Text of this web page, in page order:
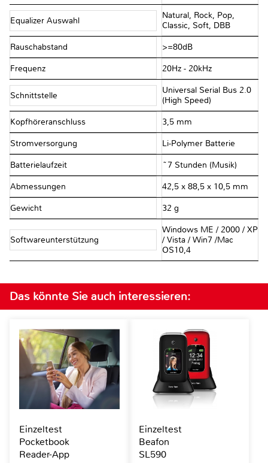
Equalizer Auswahl
Natural, Rock, Pop,
Classic, Soft, DBB
Rauschabstand >=80dB
Frequenz 20Hz - 20kHz
Schnittstelle
Universal Serial Bus 2.0
(High Speed)
Kopfhöreranschluss 3,5 mm
Stromversorgung Li-Polymer Batterie
Batterielaufzeit ~7 Stunden (Musik)
Abmessungen 42,5 x 88,5 x 10,5 mm
Gewicht 32 g
Softwareunterstützung
Windows ME / 2000 / XP
/ Vista / Win7 /Mac
OS10,4
Das könnte Sie auch interessieren:
Einzeltest
Pocketbook
Reader-App
Einzeltest
Beafon
SL590